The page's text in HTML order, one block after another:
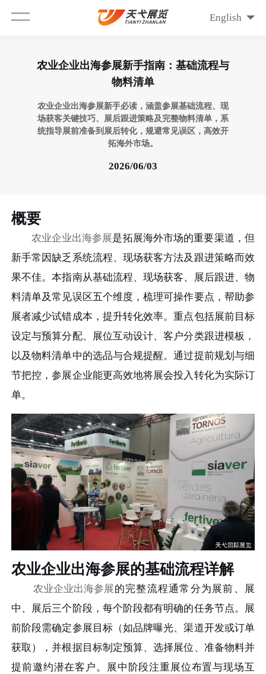
English
农业企业出海参展新手指南：基础流程与
物料清单
农业企业出海参展新手必读，涵盖参展基础流程、现
场获客关键技巧、展后跟进策略及完整物料清单，系
统指导展前准备到展后转化，规避常见误区，高效开
拓海外市场。
2026/06/03
概要
农业企业出海参展是拓展海外市场的重要渠道，但
新手常因缺乏系统流程、现场获客方法及跟进策略而效
果不佳。本指南从基础流程、现场获客、展后跟进、物
料清单及常见误区五个维度，梳理可操作要点，帮助参
展者减少试错成本，提升转化效率。重点包括展前目标
设定与预算分配、展位互动设计、客户分类跟进模板，
以及物料清单中的选品与合规提醒。通过提前规划与细
节把控，参展企业能更高效地将展会投入转化为实际订
单。
农业企业出海参展的基础流程详解
农业企业出海参展的完整流程通常分为展前、展
中、展后三个阶段，每个阶段都有明确的任务节点。展
前阶段需确定参展目标（如品牌曝光、渠道开发或订单
获取），并根据目标制定预算、选择展位、准备物料并
提前邀约潜在客户。展中阶段注重展位布置与现场互